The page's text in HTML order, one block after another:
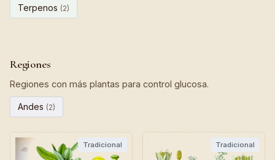
Terpenos (2)
Regiones
Regiones con más plantas para control glucosa.
Andes (2)
Tradicional Tradicional